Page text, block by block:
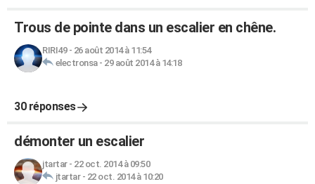
Trous de pointe dans un escalier en chêne.
RIRI49- 26 août 2014 à 11:54
electronsa- 29 août 2014 à 14:18
30 réponses
démonter un escalier
jtartar- 22 oct. 2014 à 09:50
jtartar- 22 oct. 2014 à 10:20